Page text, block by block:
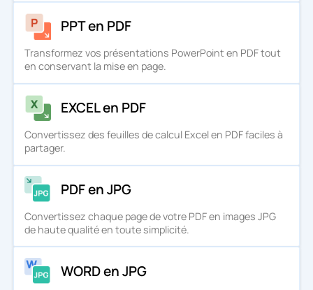
PPT en PDF
Transformez vos présentations PowerPoint en PDF tout
en conservant la mise en page.
EXCEL en PDF
Convertissez des feuilles de calcul Excel en PDF faciles à
partager.
PDF en JPG
Convertissez chaque page de votre PDF en images JPG
de haute qualité en toute simplicité.
WORD en JPG